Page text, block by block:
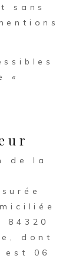
sans
«
de la
dont
est 06